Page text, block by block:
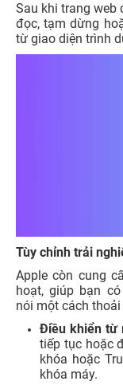
Sau khi trang web
đọc, tạm dừng
từ giao diện trình
Tùy chỉnh trải
Apple còn cung
hoạt, giúp bạn
nói một cách thoải
Điều khiển từ
tiếp tục hoặc
khóa hoặc
khóa máy.